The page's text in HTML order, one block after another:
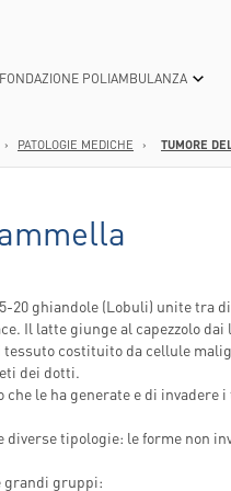
FONDAZIONE POLIAMBULANZA
CHI SIAMO
SUCCEDE IN UN ANNO
AREE E U.O.
STRUTTURA ORGANIZZATIVA
WELFARE PER LE AZIENDE
AREA GASTROENTEROLOGICA
AREA ORTOPEDICA
PERCORSO NASCITA
ANATOMIA PATOLOGICA
CARDIOCHIRURGIA
CHIRURGIA GENERALE,
ROBOTICA
CHIRURGIA VASCOLARE
ENDOSCOPIA DIGESTIVA
DIREZIONE SOCIOSANITARIA
CURE DOMICILIARI
SERVIZI DIURNI PER LA
RIABILITAZIONE
CONSULTORI FAMILIARI CIDAF
AMBULATORI INTERNI
CENTER FLAMINIA
› PATOLOGIE MEDICHE › TUMORE
20 ghiandole (Lobuli) unite tra
Il latte giunge al capezzolo
costituito da cellule
dei dotti.
le ha generate e di
tipologie: le forme non
grandi gruppi: